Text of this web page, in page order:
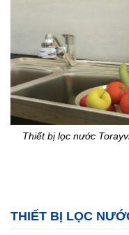
Thiết bị lọc nước
THIẾT BỊ LỌC